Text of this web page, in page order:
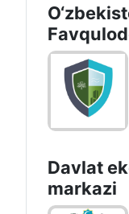
Davlat
markazi